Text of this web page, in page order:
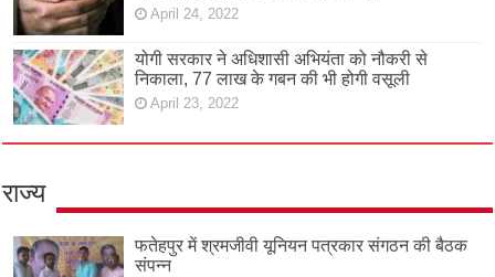
April 24, 2022
योगी सरकार ने अधिशासी अभियंता को नौकरी से
निकाला, 77 लाख के गबन की भी होगी वसूली
April 23, 2022
राज्य
फतेहपुर में श्रमजीवी यूनियन पत्रकार संगठन की बैठक
संपन्न